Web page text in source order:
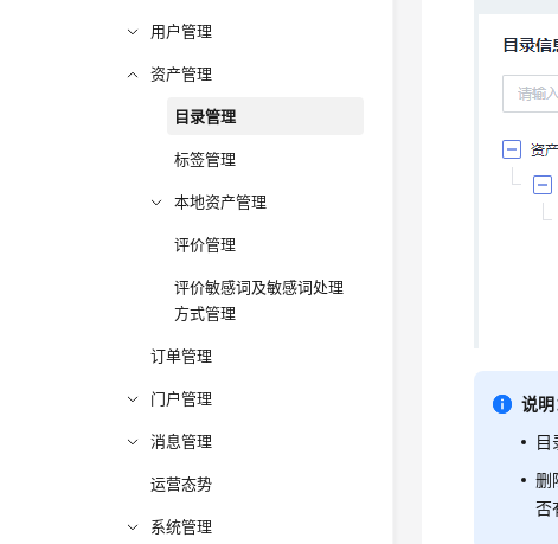
用户管理
资产管理
目录管理
标签管理
本地资产管理
评价管理
评价敏感词及敏感词处理
方式管理
订单管理
门户管理
消息管理
运营态势
系统管理
说明
目
删
否